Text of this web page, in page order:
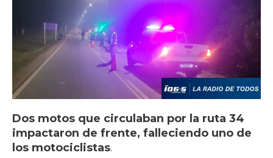
Dos motos que circulaban por la ruta 34
impactaron de frente, falleciendo uno de
los motociclistas.